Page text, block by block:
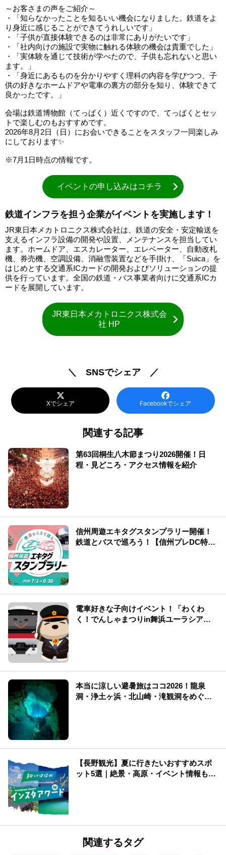
～お客さまの声をご紹介～
・「知らなかったことを知るいい機会になりました。鉄道をよ
り身近に感じることができてうれしいです」
・「子供が直接体験できるのは非常にありがたいです」
・「社内向けの施設で実物に触れる体験の機会は貴重でした」
・「実体験を通じて技術が学べたので、子供も忘れないと思い
ます。」
・「身近にあるものを分かりやすく理科の内容を学びつつ、子
供の好きなホームドアや電車の裏方の部分を知り、体験できて
良かったです。」
会場は鉄道博物館（てっぱく）近くですので、てっぱくとセッ
トで楽しむのもおすすめです。
2026年8月2日（日）にお会いできることをスタッフ一同楽しみ
にしております✨
※7月1日時点の情報です。
イベントの申し込みはコチラ
鉄道インフラを担う企業がイベントを実施します！
JR東日本メカトロニクス株式会社は、鉄道の安全・安定輸送を
支えるインフラ設備の開発や設置、メンテナンスを担当してい
ます。ホームドア、エスカレーター、エレベーター、自動改札
機、券売機、空調設備、消融雪装置などを手掛け、「Suica」を
はじめとする交通系ICカードの開発およびソリューションの提
供を行っています。全国の鉄道・バス事業者向けに交通系ICカ
ードを展開しています。
JR東日本メカトロニクス株式会
社 HP
＼ SNSでシェア ／
Xでシェア Facebookでシェア
関連する記事
第63回桐生八木節まつり2026開催！日
程・見どころ・アクセス情報を紹介
信州周遊エキタグスタンプラリー開催！
鉄道とバスで巡ろう！【信州プレDC特別
電車好きな子向けイベント！「わくわ
く！でんしゃまつりin舞浜ユーラシア」
本当に涼しい避暑旅はココ2026！龍泉
洞・浄土ヶ浜・北山崎・滝観洞をめぐ
【長野観光】夏に行きたいおすすめスポ
ット5選｜絶景・高原・イベント情報も紹
関連するタグ